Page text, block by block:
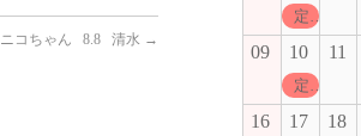
ニコちゃん 8.8 清水 →
定休日
09 10
定休日
11
16 17 18